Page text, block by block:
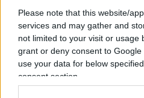
Please note that this website/
services and may gather and
not limited to your visit or usage
grant or deny consent to
use your data for below
consent section.
Governo e magistratura.
ogni riforma di un organo
rafforzarne non soltanto
l’indipendenza e la
perché l’autorevolezza di
anche dalla distanza che